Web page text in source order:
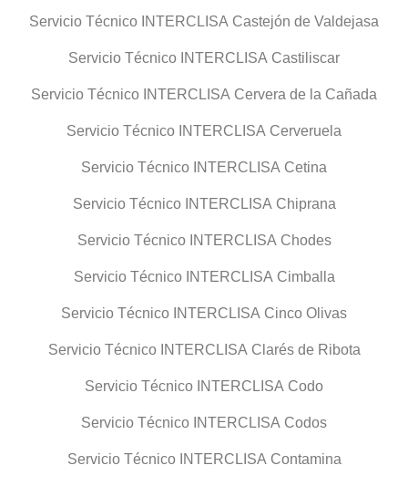
Servicio Técnico INTERCLISA Castejón de Valdejasa
Servicio Técnico INTERCLISA Castiliscar
Servicio Técnico INTERCLISA Cervera de la Cañada
Servicio Técnico INTERCLISA Cerveruela
Servicio Técnico INTERCLISA Cetina
Servicio Técnico INTERCLISA Chiprana
Servicio Técnico INTERCLISA Chodes
Servicio Técnico INTERCLISA Cimballa
Servicio Técnico INTERCLISA Cinco Olivas
Servicio Técnico INTERCLISA Clarés de Ribota
Servicio Técnico INTERCLISA Codo
Servicio Técnico INTERCLISA Codos
Servicio Técnico INTERCLISA Contamina